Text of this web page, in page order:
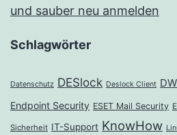
und sauber neu anmelden
Schlagwörter
Datenschutz DESlock Deslock Client
Endpoint Security ESET Mail Security
Sicherheit IT-Support KnowHow